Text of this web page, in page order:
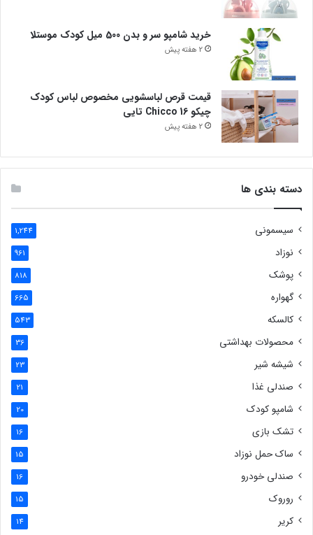
خرید شامپو سر و بدن 500 میل کودک موستلا
2 هفته پیش
قیمت قرص لباسشویی مخصوص لباس کودک
چیکو Chicco 16 تایی
2 هفته پیش
دسته بندی ها
سیسمونی 1,244
نوزاد 961
پوشک 818
گهواره 665
کالسکه 543
محصولات بهداشتی 36
شیشه شیر 23
صندلی غذا 21
شامپو کودک 20
تشک بازی 16
ساک حمل نوزاد 15
صندلی خودرو 16
روروک 15
کریر 14